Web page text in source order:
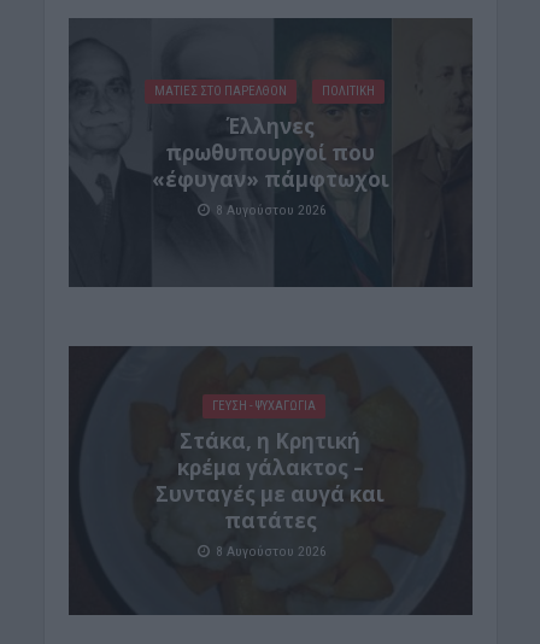
ΜΑΤΙΕΣ ΣΤΟ ΠΑΡΕΛΘΟΝ ΠΟΛΙΤΙΚΗ
Έλληνες
πρωθυπουργοί που
«έφυγαν» πάμφτωχοι
8 Αυγούστου 2026
ΓΕΎΣΗ - ΨΥΧΑΓΩΓΊΑ
Στάκα, η Κρητική
κρέμα γάλακτος –
Συνταγές με αυγά και
πατάτες
8 Αυγούστου 2026